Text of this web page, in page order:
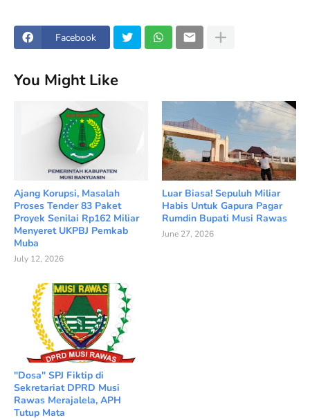
Facebook
You Might Like
Ajang Korupsi, Masalah
Proses Tender 83 Paket
Proyek Senilai Rp162 Miliar
Menyeret UKPBJ Pemkab
Muba
July 12, 2026
Luar Biasa! Sepuluh Miliar
Habis Untuk Gapura Pagar
Rumdin Bupati Musi Rawas
June 27, 2026
"Dosa" SPJ Fiktip di
Sekretariat DPRD Musi
Rawas Merajalela, APH
Tutup Mata